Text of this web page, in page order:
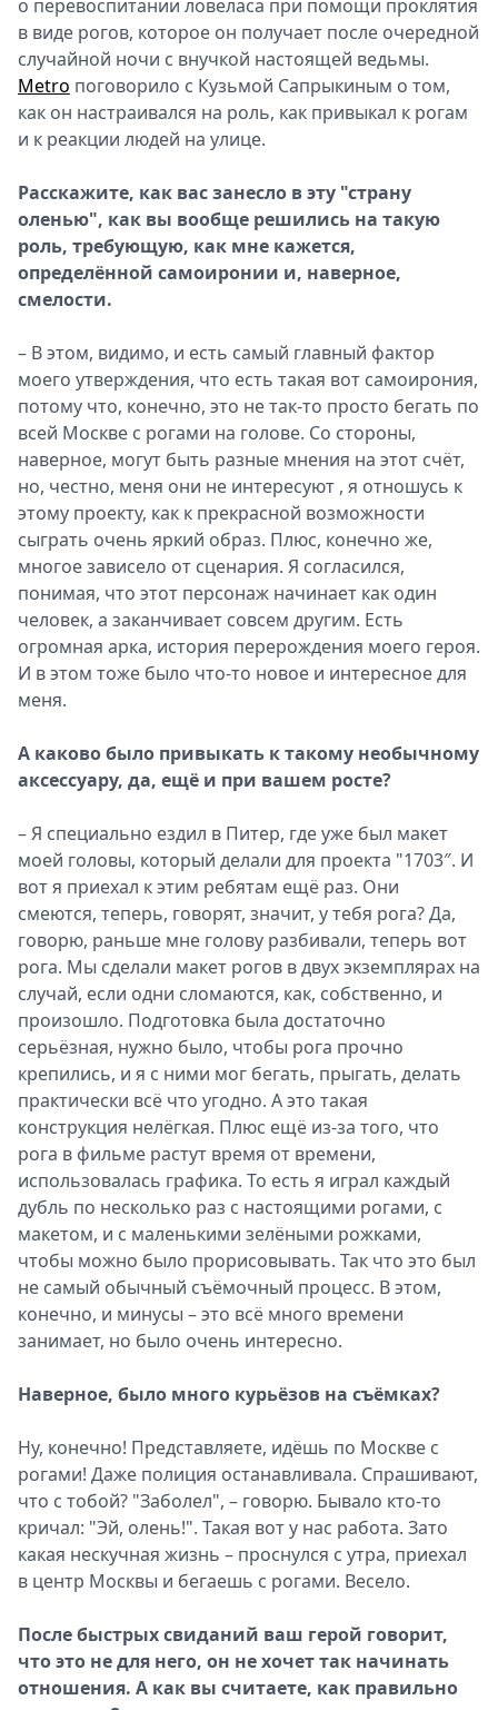
о перевоспитании ловеласа при помощи проклятия
в виде рогов, которое он получает после очередной
случайной ночи с внучкой настоящей ведьмы.
Metro поговорило с Кузьмой Сапрыкиным о том,
как он настраивался на роль, как привыкал к рогам
и к реакции людей на улице.
Расскажите, как вас занесло в эту "страну
оленью", как вы вообще решились на такую
роль, требующую, как мне кажется,
определённой самоиронии и, наверное,
смелости.
– В этом, видимо, и есть самый главный фактор
моего утверждения, что есть такая вот самоирония,
потому что, конечно, это не так-то просто бегать по
всей Москве с рогами на голове. Со стороны,
наверное, могут быть разные мнения на этот счёт,
но, честно, меня они не интересуют , я отношусь к
этому проекту, как к прекрасной возможности
сыграть очень яркий образ. Плюс, конечно же,
многое зависело от сценария. Я согласился,
понимая, что этот персонаж начинает как один
человек, а заканчивает совсем другим. Есть
огромная арка, история перерождения моего героя.
И в этом тоже было что-то новое и интересное для
меня.
А каково было привыкать к такому необычному
аксессуару, да, ещё и при вашем росте?
– Я специально ездил в Питер, где уже был макет
моей головы, который делали для проекта "1703″. И
вот я приехал к этим ребятам ещё раз. Они
смеются, теперь, говорят, значит, у тебя рога? Да,
говорю, раньше мне голову разбивали, теперь вот
рога. Мы сделали макет рогов в двух экземплярах на
случай, если одни сломаются, как, собственно, и
произошло. Подготовка была достаточно
серьёзная, нужно было, чтобы рога прочно
крепились, и я с ними мог бегать, прыгать, делать
практически всё что угодно. А это такая
конструкция нелёгкая. Плюс ещё из-за того, что
рога в фильме растут время от времени,
использовалась графика. То есть я играл каждый
дубль по несколько раз с настоящими рогами, с
макетом, и с маленькими зелёными рожками,
чтобы можно было прорисовывать. Так что это был
не самый обычный съёмочный процесс. В этом,
конечно, и минусы – это всё много времени
занимает, но было очень интересно.
Наверное, было много курьёзов на съёмках?
Ну, конечно! Представляете, идёшь по Москве с
рогами! Даже полиция останавливала. Спрашивают,
что с тобой? "Заболел", – говорю. Бывало кто-то
кричал: "Эй, олень!". Такая вот у нас работа. Зато
какая нескучная жизнь – проснулся с утра, приехал
в центр Москвы и бегаешь с рогами. Весело.
После быстрых свиданий ваш герой говорит,
что это не для него, он не хочет так начинать
отношения. А как вы считаете, как правильно